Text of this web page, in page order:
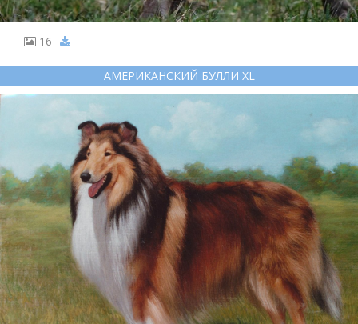
16
АМЕРИКАНСКИЙ БУЛЛИ XL